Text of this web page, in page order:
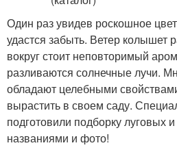
Один раз увидев роскошное
удастся забыть. Ветер колышет
вокруг стоит неповторимый
разливаются солнечные лучи.
обладают целебными
вырастить в своем саду.
подготовили подборку луговых
названиями и фото!